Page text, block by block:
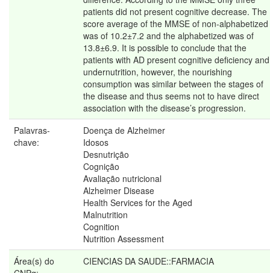
patients did not present cognitive decrease. The
score average of the MMSE of non-alphabetized
was of 10.2±7.2 and the alphabetized was of
13.8±6.9. It is possible to conclude that the
patients with AD present cognitive deficiency and
undernutrition, however, the nourishing
consumption was similar between the stages of
the disease and thus seems not to have direct
association with the disease’s progression.
Palavras-
chave:
Doença de Alzheimer
Idosos
Desnutrição
Cognição
Avaliação nutricional
Alzheimer Disease
Health Services for the Aged
Malnutrition
Cognition
Nutrition Assessment
Área(s) do
CIENCIAS DA SAUDE::FARMACIA